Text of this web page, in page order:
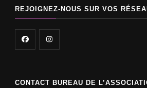
REJOIGNEZ-NOUS SUR VOS
CONTACT BUREAU DE